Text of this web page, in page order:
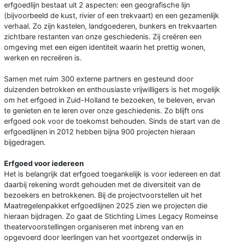
erfgoedlijn bestaat uit 2 aspecten: een geografische lijn
(bijvoorbeeld de kust, rivier of een trekvaart) en een gezamenlijk
verhaal. Zo zijn kastelen, landgoederen, bunkers en trekvaarten
zichtbare restanten van onze geschiedenis. Zij creëren een
omgeving met een eigen identiteit waarin het prettig wonen,
werken en recreëren is.
Samen met ruim 300 externe partners en gesteund door
duizenden betrokken en enthousiaste vrijwilligers is het mogelijk
om het erfgoed in Zuid-Holland te bezoeken, te beleven, ervan
te genieten en te leren over onze geschiedenis. Zo blijft ons
erfgoed ook voor de toekomst behouden. Sinds de start van de
erfgoedlijnen in 2012 hebben bijna 900 projecten hieraan
bijgedragen.
Erfgoed voor iedereen
Het is belangrijk dat erfgoed toegankelijk is voor iedereen en dat
daarbij rekening wordt gehouden met de diversiteit van de
bezoekers en betrokkenen. Bij de projectvoorstellen uit het
Maatregelenpakket erfgoedlijnen 2025 zien we projecten die
hieraan bijdragen. Zo gaat de Stichting Limes Legacy Romeinse
theatervoorstellingen organiseren met inbreng van en
opgevoerd door leerlingen van het voortgezet onderwijs in